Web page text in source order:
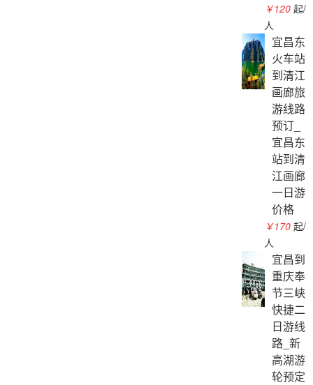
￥120 起/
人
宜昌东
火车站
到清江
画廊旅
游线路
预订_
宜昌东
站到清
江画廊
一日游
价格
￥170 起/
人
宜昌到
重庆奉
节三峡
快捷二
日游线
路_新
高湖游
轮预定